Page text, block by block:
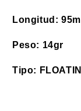
Longitud:
Peso: 14gr
Tipo: